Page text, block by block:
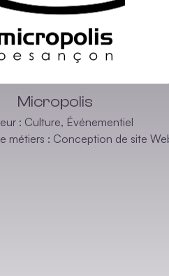
Micropolis
: Culture, Événementiel
métiers : Conception de site